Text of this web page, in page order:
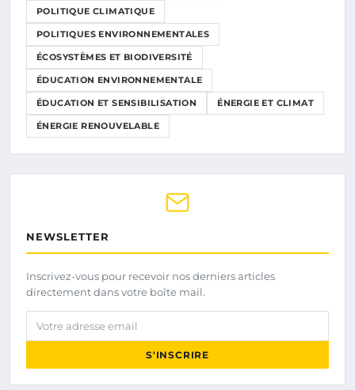
POLITIQUE CLIMATIQUE
POLITIQUES ENVIRONNEMENTALES
ÉCOSYSTÈMES ET BIODIVERSITÉ
ÉDUCATION ENVIRONNEMENTALE
ÉDUCATION ET SENSIBILISATION ÉNERGIE ET CLIMAT
ÉNERGIE RENOUVELABLE
NEWSLETTER
Inscrivez-vous pour recevoir nos derniers articles
directement dans votre boîte mail.
Votre adresse email
S'INSCRIRE